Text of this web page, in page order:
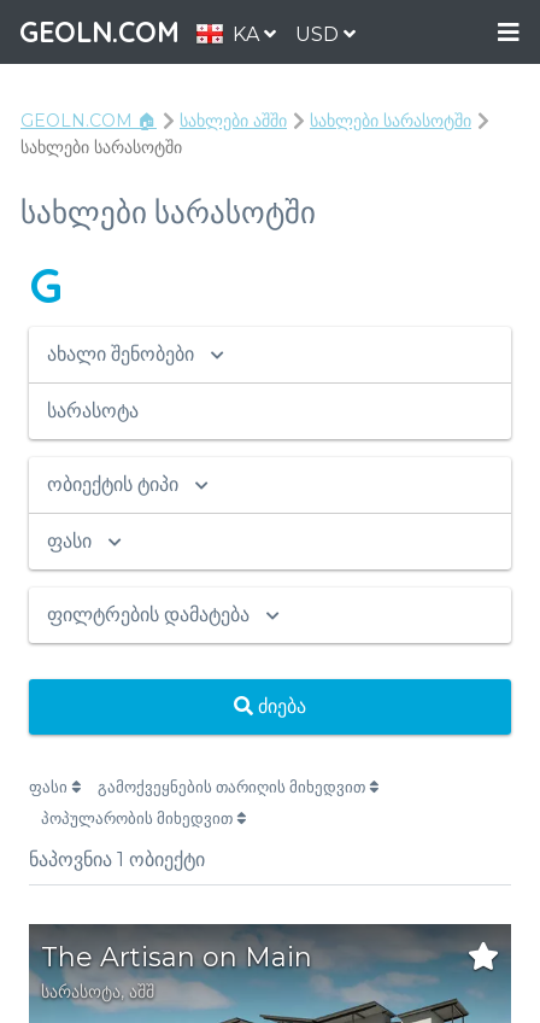
GEOLN.COM KA USD
GEOLN.COM 🏠 სახლები აშში
სახლები სარასოტში
სახლები სარასოტში
სახლები სარასოტში
G
ახალი შენობები
სარასოტა
ობიექტის ტიპი
ფასი
ფილტრების დამატება
ძიება
ფასი
გამოქვეყნების თარიღის მიხედვით
პოპულარობის მიხედვით
ნაპოვნია 1 ობიექტი
The Artisan on Main
სარასოტა, აშშ